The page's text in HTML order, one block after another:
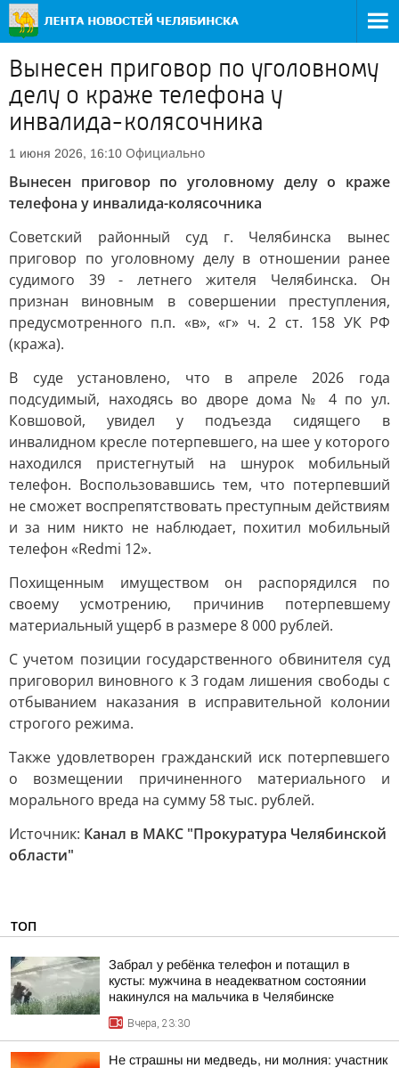
Вынесен приговор по уголовному
делу о краже телефона у
инвалида-колясочника
1 июня 2026, 16:10 Официально
Вынесен приговор по уголовному делу о краже
телефона у инвалида-колясочника
Советский районный суд г. Челябинска вынес
приговор по уголовному делу в отношении ранее
судимого 39 - летнего жителя Челябинска. Он
признан виновным в совершении преступления,
предусмотренного п.п. «в», «г» ч. 2 ст. 158 УК РФ
(кража).
В суде установлено, что в апреле 2026 года
подсудимый, находясь во дворе дома № 4 по ул.
Ковшовой, увидел у подъезда сидящего в
инвалидном кресле потерпевшего, на шее у которого
находился пристегнутый на шнурок мобильный
телефон. Воспользовавшись тем, что потерпевший
не сможет воспрепятствовать преступным действиям
и за ним никто не наблюдает, похитил мобильный
телефон «Redmi 12».
Похищенным имуществом он распорядился по
своему усмотрению, причинив потерпевшему
материальный ущерб в размере 8 000 рублей.
С учетом позиции государственного обвинителя суд
приговорил виновного к 3 годам лишения свободы с
отбыванием наказания в исправительной колонии
строгого режима.
Также удовлетворен гражданский иск потерпевшего
о возмещении причиненного материального и
морального вреда на сумму 58 тыс. рублей.
Источник: Канал в МАКС "Прокуратура Челябинской
области"
ТОП
Забрал у ребёнка телефон и потащил в
кусты: мужчина в неадекватном состоянии
накинулся на мальчика в Челябинске
Вчера, 23:30
Не страшны ни медведь, ни молния: участник